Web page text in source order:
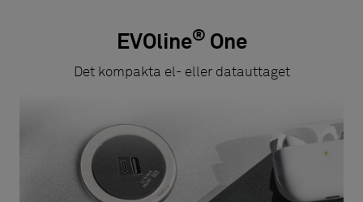
EVOline® One
Det kompakta el- eller datauttaget